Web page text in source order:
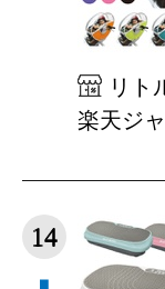
リト
楽天ジ
14